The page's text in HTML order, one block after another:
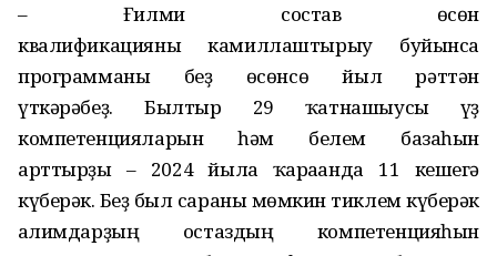
– Ғилми состав
өсөн
квалификацияны
камиллаштырыу
буйынса
программаны
беҙ өсөнсө
йыл рәттән
үткәрәбеҙ.
Былтыр
29 ҡатнашыусы үҙ
компетенцияларын һәм белем базаһын
арттырҙы – 2024 йылға ҡарағанда 11 кешегә
күберәк. Беҙ был сараны мөмкин тиклем күберәк
ғалимдарҙың остаздың компетенцияһын